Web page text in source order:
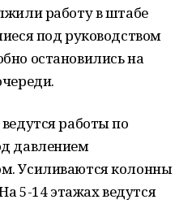
работу в штабе
под руководством
остановились на
работы по
давлением
Усиливаются колонны
5-14 этажах ведутся